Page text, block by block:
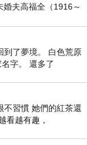
時，日間連續
貸款間連續駕
客運班線必須
沒有建立中
息或接駁運輸
車輛夜間通
區公路。夜
惡劣天氣時，
夫高福全（1916～
於英國倫敦St.S
到了夢境。 白色荒原
字。 還多了
不習慣 她們的紅茶還
看越有趣，